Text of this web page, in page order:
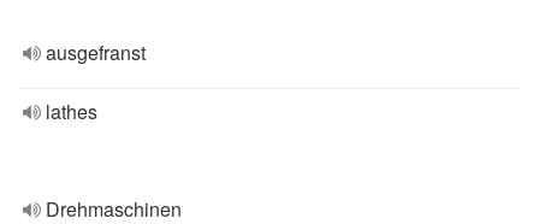
ausgefranst
lathes
Drehmaschinen